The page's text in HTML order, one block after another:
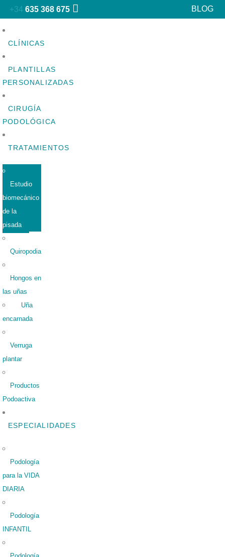
+34 635 368 675 BLOG
CLÍNICAS
PLANTILLAS
PERSONALIZADAS
CIRUGÍA
PODOLÓGICA
TRATAMIENTOS
Estudio
biomecánico
de la
pisada
Quiropodia
Hongos en
las uñas
Uña
encarnada
Verruga
plantar
Productos
Podoactiva
ESPECIALIDADES
Podología
para la VIDA
DIARIA
Podología
INFANTIL